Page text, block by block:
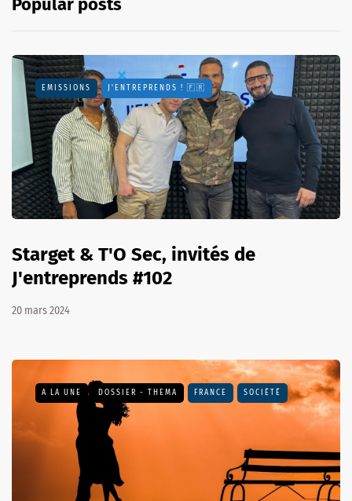
Popular posts
EMISSIONS J'ENTREPRENDS ! 🇫🇷
Starget & T'O Sec, invités de
J'entreprends #102
20 mars 2024
A LA UNE DOSSIER - THEMA FRANCE SOCIÉTÉ